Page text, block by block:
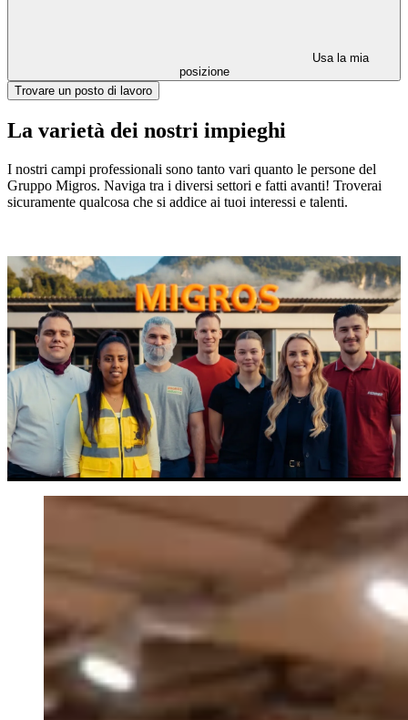
Usa la mia
posizione
Trovare un posto di lavoro
La varietà dei nostri impieghi
I nostri campi professionali sono tanto vari quanto le persone del
Gruppo Migros. Naviga tra i diversi settori e fatti avanti! Troverai
sicuramente qualcosa che si addice ai tuoi interessi e talenti.